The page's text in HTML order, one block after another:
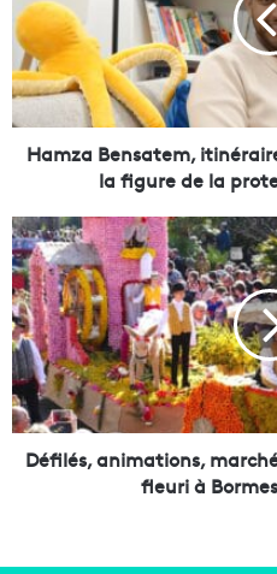
a
B
e
n
s
m
,
i
t
i
n
é
r
a
Hamza Bensatem,
la figure de la
D
é
f
i
l
é
s
,
a
Défilés, animations,
fleuri à